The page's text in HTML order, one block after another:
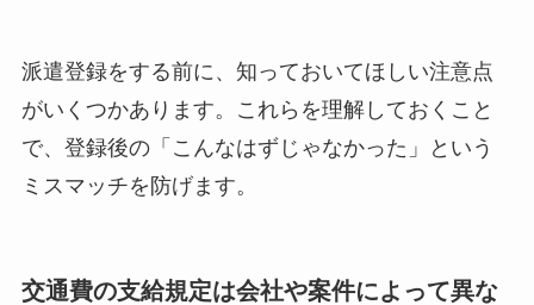
派遣登録をする前に、知っておいてほしい注意点
がいくつかあります。これらを理解しておくこと
で、登録後の「こんなはずじゃなかった」という
ミスマッチを防げます。
交通費の支給規定は会社や案件によって異な